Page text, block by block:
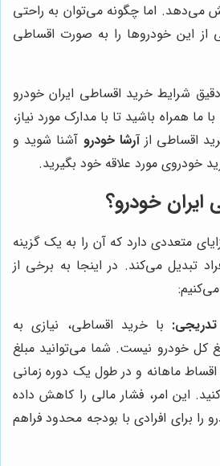
می‌دهد. اما چگونه می‌توان به راحتی
از این خودروها را به صورت اقساطی
شرایط خرید اقساطی ایران خودرو
ما همراه باشید تا با مدارک مورد نیاز،
اقساطی ازآرشا خودرو آشنا شوید و
خودروی مورد علاقه خود بگیرید.
خودرو؟
متعددی دارد که آن را به یک گزینه
تبدیل می‌کند. در اینجا به برخی از
با خرید اقساطی، نیازی به
کل خودرو نیست. شما می‌توانید مبلغ
ماهانه و در طول یک دوره زمانی
این امر، فشار مالی را کاهش داده
را برای افرادی با بودجه محدود فراهم